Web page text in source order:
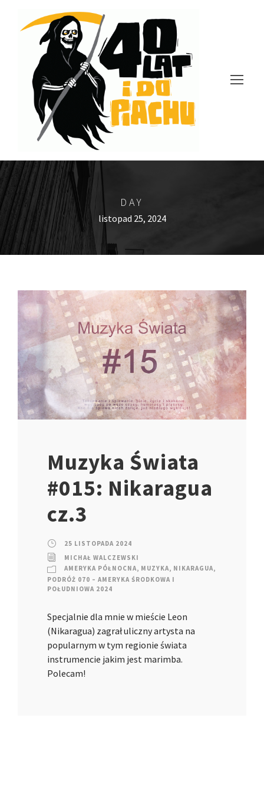
DAY
listopad 25, 2024
Muzyka Świata
#015: Nikaragua
cz.3
25 LISTOPADA 2024
MICHAŁ WALCZEWSKI
AMERYKA PÓŁNOCNA, MUZYKA, NIKARAGUA,
PODRÓŻ 070 – AMERYKA ŚRODKOWA I
POŁUDNIOWA 2024
Specjalnie dla mnie w mieście Leon
(Nikaragua) zagrał uliczny artysta na
popularnym w tym regionie świata
instrumencie jakim jest marimba.
Polecam!